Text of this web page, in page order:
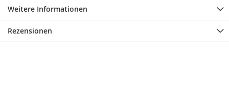
Weitere Informationen
Rezensionen